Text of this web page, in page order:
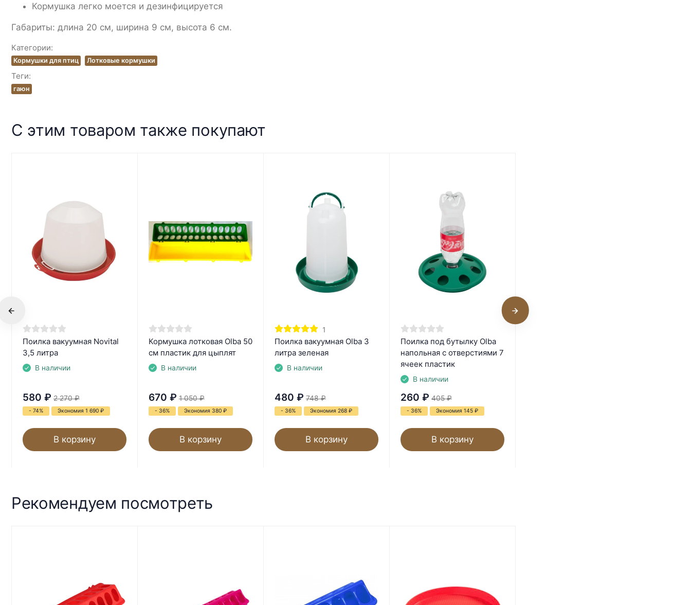
Кормушка легко моется и дезинфицируется
Габариты: длина 20 см, ширина 9 см, высота 6 см.
Категории:
Кормушки для птиц Лотковые кормушки
Теги:
гаюн
С этим товаром также покупают
Поилка вакуумная Novital
3,5 литра
В наличии
580 ₽ 2 270 ₽
- 74% Экономия 1 690 ₽
В корзину
Кормушка лотковая Olba 50
см пластик для цыплят
В наличии
670 ₽ 1 050 ₽
- 36% Экономия 380 ₽
В корзину
1
Поилка вакуумная Olba 3
литра зеленая
В наличии
480 ₽ 748 ₽
- 36% Экономия 268 ₽
В корзину
Поилка под бутылку Olba
напольная с отверстиями 7
ячеек пластик
В наличии
260 ₽ 405 ₽
- 36% Экономия 145 ₽
В корзину
Рекомендуем посмотреть